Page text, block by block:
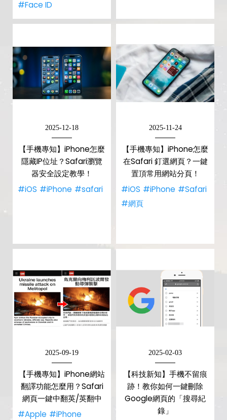
#Face ID
2025-12-18
【手機專知】iPhone怎麼
隱藏IP位址？Safari瀏覽
器安全設定教學！
#iOS #iPhone #safari
2025-11-24
【手機專知】iPhone怎麼
在Safari 釘選網頁？一鍵
置頂常用網站分頁！
#iOS #iPhone #Safari
#網頁
2025-09-19
【手機專知】iPhone網站
翻譯功能怎麼用？Safari
網頁一鍵中翻英/英翻中
#Apple #iPhone
2025-02-03
【科技新知】手機不留痕
跡！教你如何一鍵刪除
Google網頁的「搜尋紀
錄」